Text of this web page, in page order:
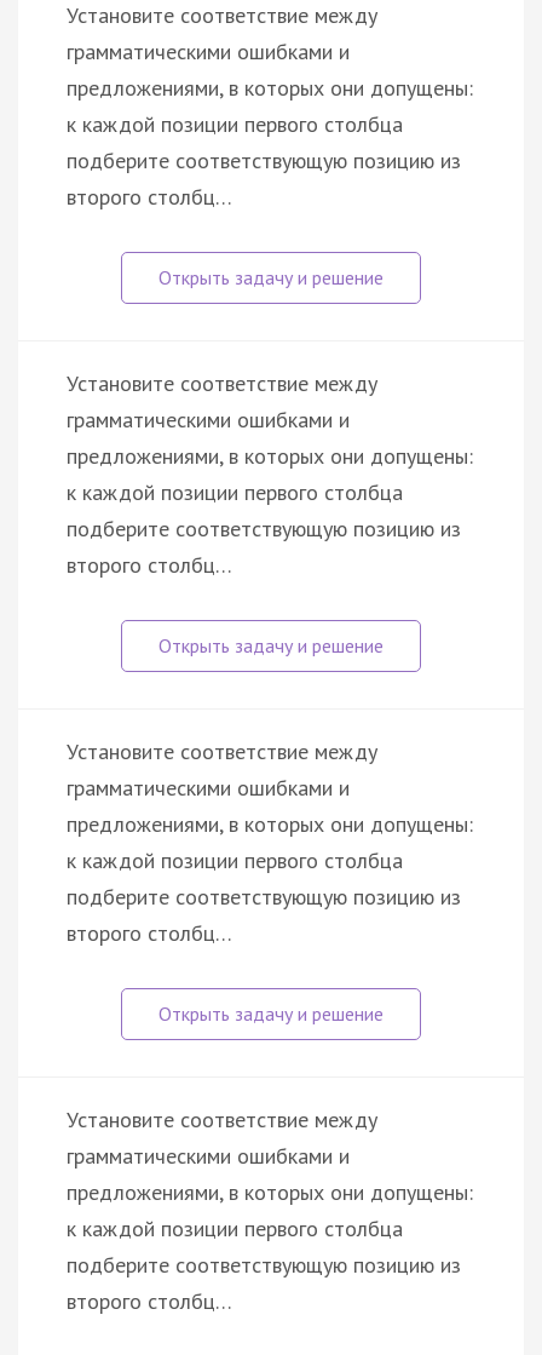
Установите соответствие между
грамматическими ошибками и
предложениями, в которых они допущены:
к каждой позиции первого столбца
подберите соответствующую позицию из
второго столбц…
Установите соответствие между
грамматическими ошибками и
предложениями, в которых они допущены:
к каждой позиции первого столбца
подберите соответствующую позицию из
второго столбц…
Установите соответствие между
грамматическими ошибками и
предложениями, в которых они допущены:
к каждой позиции первого столбца
подберите соответствующую позицию из
второго столбц…
Установите соответствие между
грамматическими ошибками и
предложениями, в которых они допущены:
к каждой позиции первого столбца
подберите соответствующую позицию из
второго столбц…